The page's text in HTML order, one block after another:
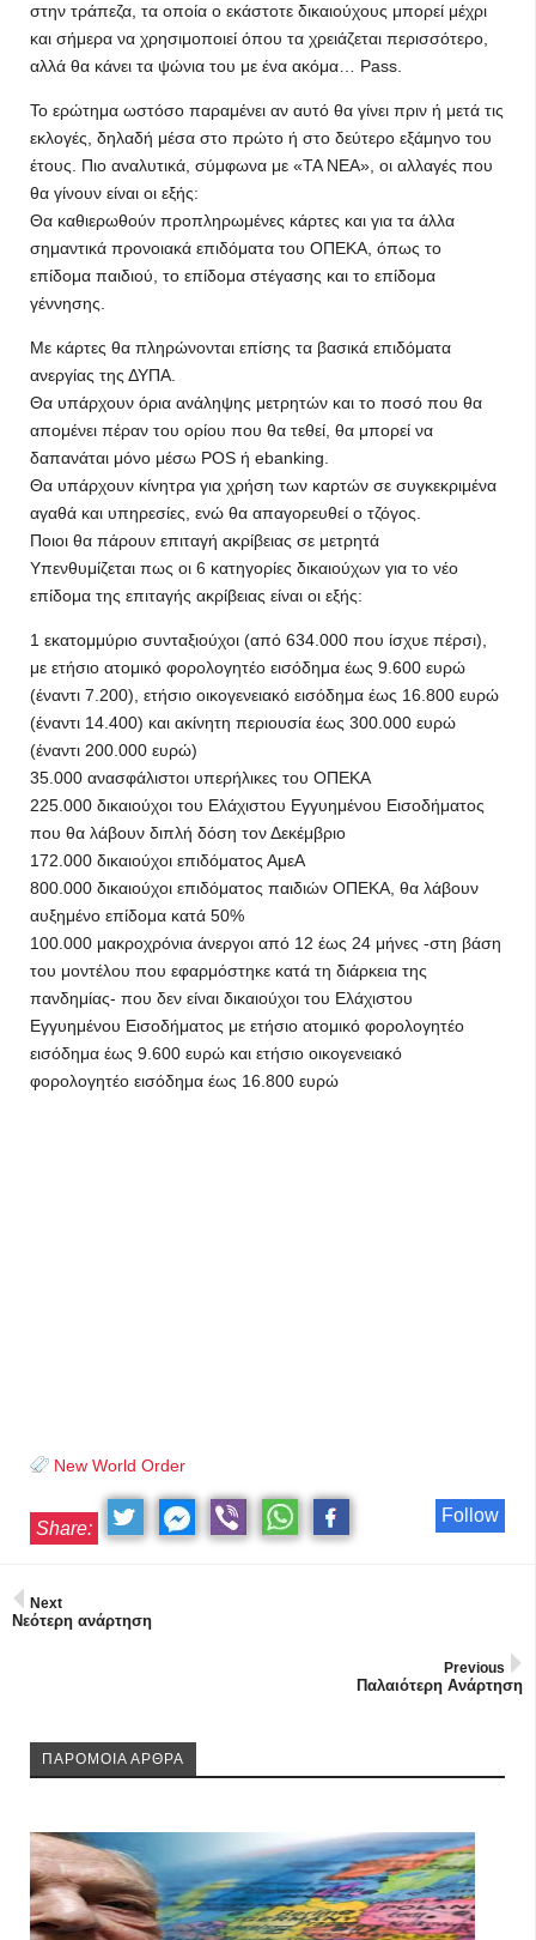
στην τράπεζα, τα οποία ο εκάστοτε δικαιούχους μπορεί μέχρι
και σήμερα να χρησιμοποιεί όπου τα χρειάζεται περισσότερο,
αλλά θα κάνει τα ψώνια του με ένα ακόμα… Pass.
Το ερώτημα ωστόσο παραμένει αν αυτό θα γίνει πριν ή μετά τις
εκλογές, δηλαδή μέσα στο πρώτο ή στο δεύτερο εξάμηνο του
έτους. Πιο αναλυτικά, σύμφωνα με «ΤΑ ΝΕΑ», οι αλλαγές που
θα γίνουν είναι οι εξής:
Θα καθιερωθούν προπληρωμένες κάρτες και για τα άλλα
σημαντικά προνοιακά επιδόματα του ΟΠΕΚΑ, όπως το
επίδομα παιδιού, το επίδομα στέγασης και το επίδομα
γέννησης.
Με κάρτες θα πληρώνονται επίσης τα βασικά επιδόματα
ανεργίας της ΔΥΠΑ.
Θα υπάρχουν όρια ανάληψης μετρητών και το ποσό που θα
απομένει πέραν του ορίου που θα τεθεί, θα μπορεί να
δαπανάται μόνο μέσω POS ή ebanking.
Θα υπάρχουν κίνητρα για χρήση των καρτών σε συγκεκριμένα
αγαθά και υπηρεσίες, ενώ θα απαγορευθεί ο τζόγος.
Ποιοι θα πάρουν επιταγή ακρίβειας σε μετρητά
Υπενθυμίζεται πως οι 6 κατηγορίες δικαιούχων για το νέο
επίδομα της επιταγής ακρίβειας είναι οι εξής:
1 εκατομμύριο συνταξιούχοι (από 634.000 που ίσχυε πέρσι),
με ετήσιο ατομικό φορολογητέο εισόδημα έως 9.600 ευρώ
(έναντι 7.200), ετήσιο οικογενειακό εισόδημα έως 16.800 ευρώ
(έναντι 14.400) και ακίνητη περιουσία έως 300.000 ευρώ
(έναντι 200.000 ευρώ)
35.000 ανασφάλιστοι υπερήλικες του ΟΠΕΚΑ
225.000 δικαιούχοι του Ελάχιστου Εγγυημένου Εισοδήματος
που θα λάβουν διπλή δόση τον Δεκέμβριο
172.000 δικαιούχοι επιδόματος ΑμεΑ
800.000 δικαιούχοι επιδόματος παιδιών ΟΠΕΚΑ, θα λάβουν
αυξημένο επίδομα κατά 50%
100.000 μακροχρόνια άνεργοι από 12 έως 24 μήνες -στη βάση
του μοντέλου που εφαρμόστηκε κατά τη διάρκεια της
πανδημίας- που δεν είναι δικαιούχοι του Ελάχιστου
Εγγυημένου Εισοδήματος με ετήσιο ατομικό φορολογητέο
εισόδημα έως 9.600 ευρώ και ετήσιο οικογενειακό
φορολογητέο εισόδημα έως 16.800 ευρώ
New World Order
Follow
Share:
Next
Νεότερη ανάρτηση
Previous
Παλαιότερη Ανάρτηση
ΠΑΡΟΜΟΙΑ ΑΡΘΡΑ